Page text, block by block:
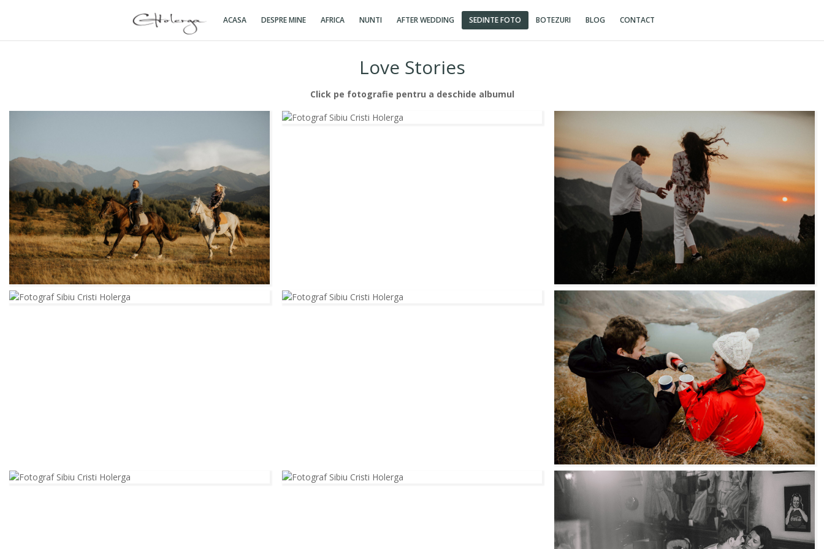
ACASA DESPRE MINE AFRICA NUNTI AFTER WEDDING SEDINTE FOTO BOTEZURI BLOG CONTACT
Love Stories
Click pe fotografie pentru a deschide albumul